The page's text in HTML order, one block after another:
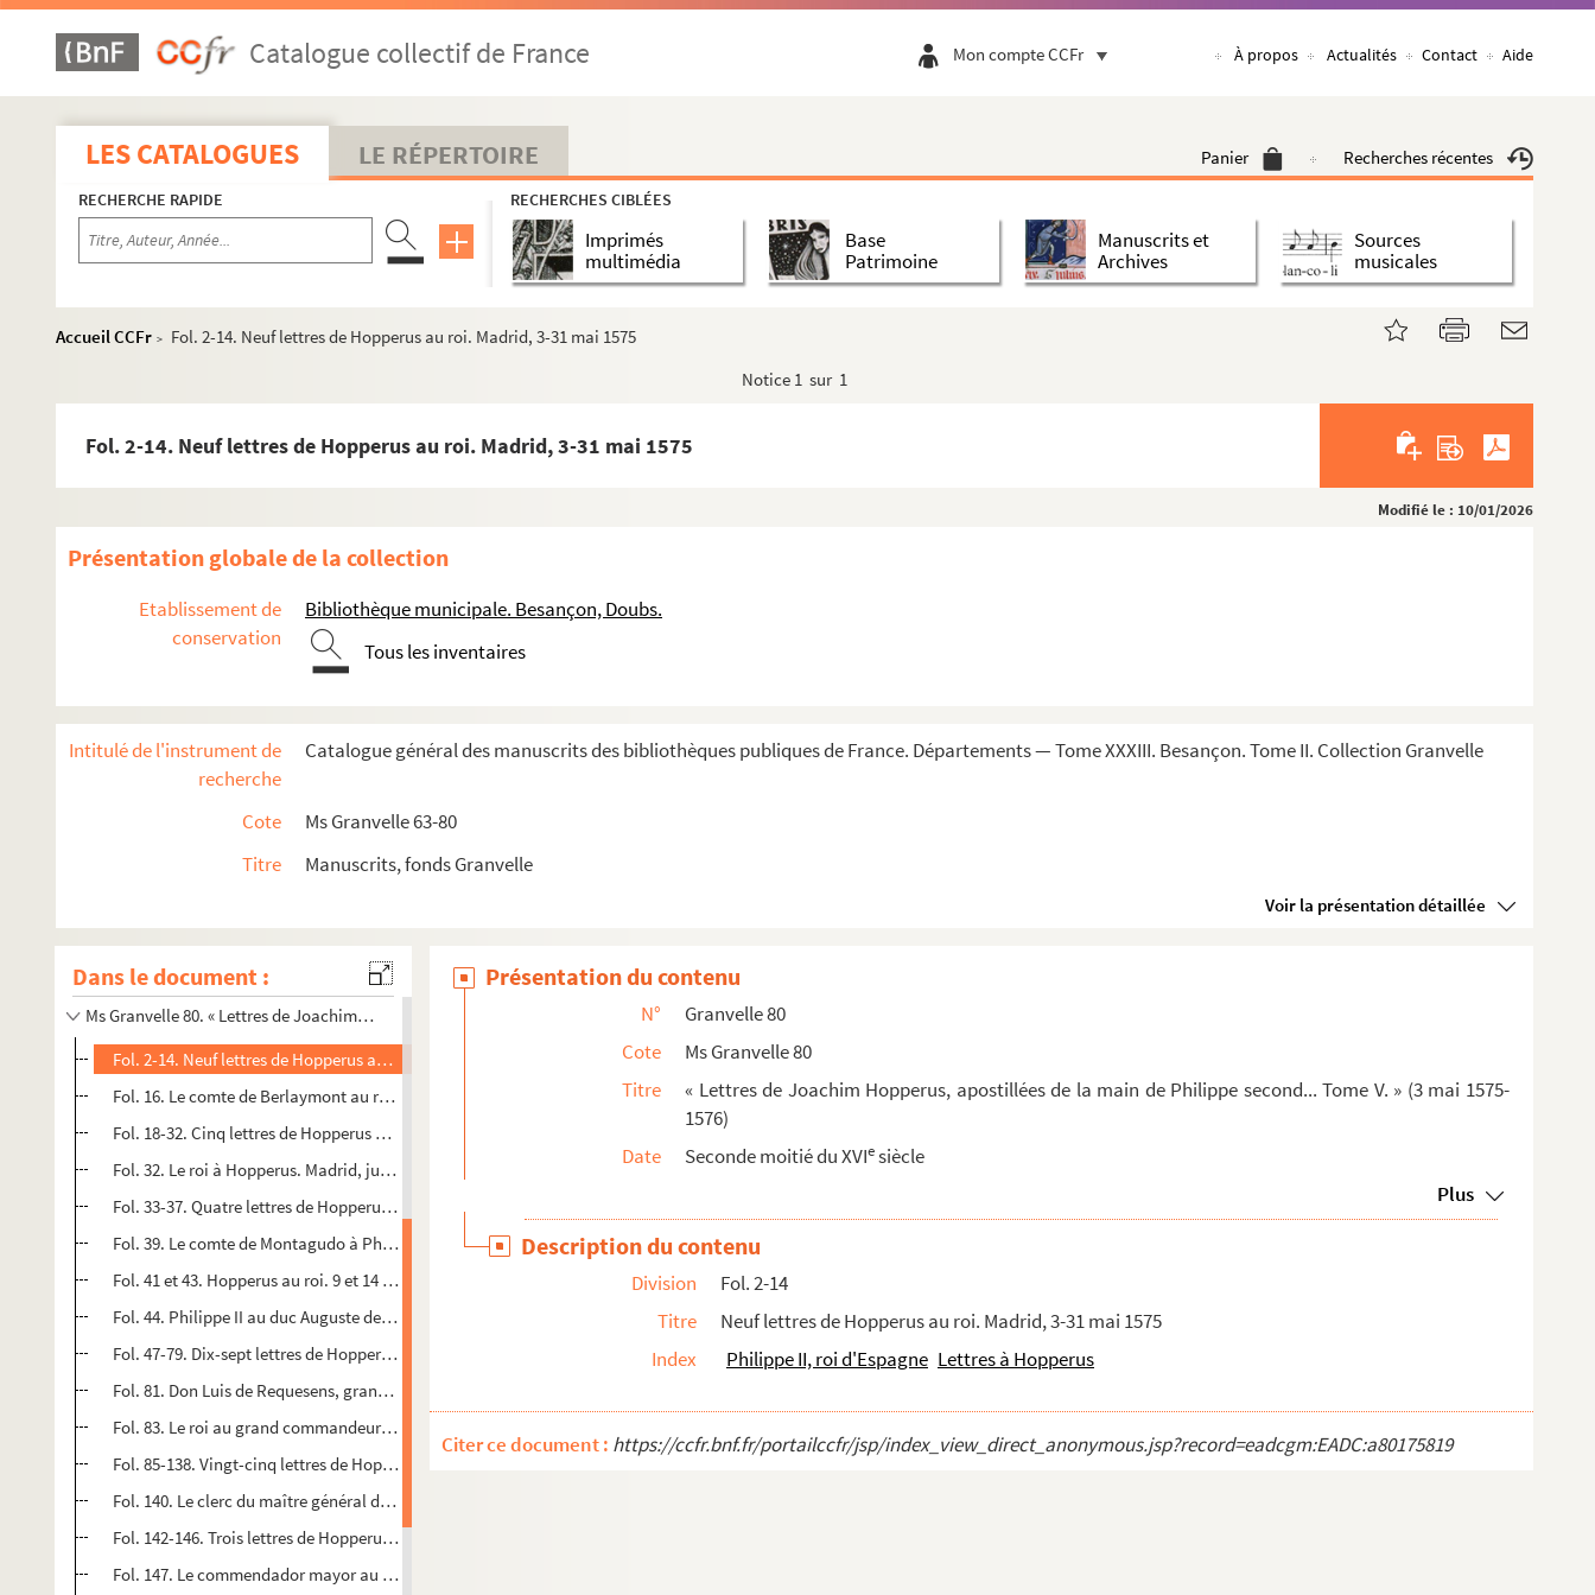
Catalogue collectif de France Mon compte CCFr À propos Actualités Contact Aide
LES CATALOGUES LE RÉPERTOIRE Panier Recherches récentes
RECHERCHE RAPIDE RECHERCHES CIBLÉES
Imprimés
multimédia
Base
Patrimoine
Manuscrits et
Archives
Sources
musicales
Accueil CCFr >
Fol. 2-14. Neuf lettres de Hopperus au roi. Madrid, 3-31 mai 1575
Notice 1 sur 1
Fol. 2-14. Neuf lettres de Hopperus au roi. Madrid, 3-31 mai 1575
Modifié le : 10/01/2026
Présentation globale de la collection
Etablissement de
conservation
Bibliothèque municipale. Besançon, Doubs.
Tous les inventaires
Intitulé de l'instrument de
recherche
Catalogue général des manuscrits des bibliothèques publiques de France. Départements — Tome XXXIII. Besançon. Tome II. Collection Granvelle
Cote
Ms Granvelle 63-80
Titre
Manuscrits, fonds Granvelle
Voir la présentation détaillée
Dans le document :
Ms Granvelle 63. « Mémoires de M. de Champagney... Tome I. » (22 juin-27 décembre 1593)
Ms Granvelle 65. « Mémoires de M. de Champagney... Tome III. » (1
er
Ms Granvelle 68. « Mémoires de M. de Champagney... Tome VI. » (5 mars 1597-5 janvier 1613)
Ms Granvelle 69. Champagney. Tome VII. Correspondance et pièces diverses concernant Frédéric Perrenot, sieur de Champ...
Ms Granvelle 70. « Lettres et papiers de l'ambassade de Jean de Sainct Mauris en France... » (4 décembre 1544-1582)
Ms Granvelle 72. « Lettres et papiers des ambassades de Simon Renard... Tome II. » (5 août 1545-24 juillet 1556)
Ms Granvelle 73. « Lettres et papiers des ambassades de Simon Renard... Tome III. » (Janvier 1553-juillet 1555)
Ms Granvelle 75. « Lettres et papiers des ambassades de Simon Renard... T. V. » (Janvier 1555-16 juillet 1592)
Ms Granvelle 76. « Lettres de Joachim Hopperus, apostillées de la main du roi Philippe second... Tome I. » (10 févrie...
Ms Granvelle 78. « Lettres de Joachim Hopperus, apostillées de la main du roi Philippe second... Tome III. » (7 janvi...
Ms Granvelle 79. « Lettres de Joachim Hopperus, apostillées de la main de Philippe second... Tome IV. » (17 janvier 1...
Ms Granvelle 80. « Lettres de Joachim Hopperus, apostillées de la main de Philippe second... Tome V. » (3 mai 1575-15...
Fol. 2-14. Neuf lettres de Hopperus au roi. Madrid, 3-31 mai 1575
Fol. 16. Le comte de Berlaymont au roi. Anvers, 5 juin 1575
Fol. 18-32. Cinq lettres de Hopperus au roi. Madrid, 8-24 juin 1575
Fol. 32. Le roi à Hopperus. Madrid, juin 1575
Fol. 33-37. Quatre lettres de Hopperus au roi. Madrid, 26 juin-4 juillet 1575
Fol. 39. Le comte de Montagudo à Philippe II. Prague, 7 juillet 1575
Fol. 41 et 43. Hopperus au roi. 9 et 14 juillet 1575
Fol. 44. Philippe II au duc Auguste de Saxe. 14 juillet 1575
Fol. 47-79. Dix-sept lettres de Hopperus au roi. 14 juillet 1575
Fol. 81. Don Luis de Requesens, grand commandeur de Castille, à Philippe II. Anvers, 23 août 1575
Fol. 83. Le roi au grand commandeur de Castille. Vers le 15 septembre 1575
Fol. 85-138. Vingt-cinq lettres de Hopperus au roi. 25 août-11 octobre 1575
Fol. 140. Le clerc du maître général des postes à J. Hopperus. Saint-Anne Land, 15 octobre 1575
Fol. 142-146. Trois lettres de Hopperus au roi. Madrid, 16-23 octobre 1575
Fol. 147. Le commendador mayor au roi. Anvers, 9 octobre 1575
Présentation du contenu
N°
Granvelle 80
Cote
Ms Granvelle 80
Titre
« Lettres de Joachim Hopperus, apostillées de la main de Philippe second... Tome V. » (3 mai 1575-
1576)
Date
Seconde moitié du XVIesiècle
Plus
Description du contenu
Division
Fol. 2-14
Titre
Neuf lettres de Hopperus au roi. Madrid, 3-31 mai 1575
Index
Philippe II, roi d'Espagne Lettres à Hopperus
Citer ce document : https://ccfr.bnf.fr/portailccfr/jsp/index_view_direct_anonymous.jsp?record=eadcgm:EADC:a80175819